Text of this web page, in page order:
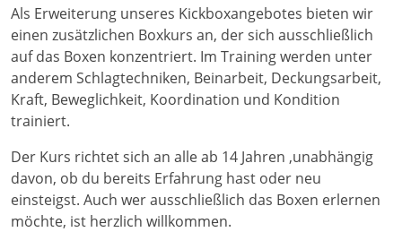
Als Erweiterung unseres Kickboxangebotes bieten wir
einen zusätzlichen Boxkurs an, der sich ausschließlich
auf das Boxen konzentriert. Im Training werden unter
anderem Schlagtechniken, Beinarbeit, Deckungsarbeit,
Kraft, Beweglichkeit, Koordination und Kondition
trainiert.
Der Kurs richtet sich an alle ab 14 Jahren ,unabhängig
davon, ob du bereits Erfahrung hast oder neu
einsteigst. Auch wer ausschließlich das Boxen erlernen
möchte, ist herzlich willkommen.